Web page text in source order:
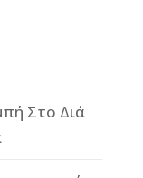
Στο Διά